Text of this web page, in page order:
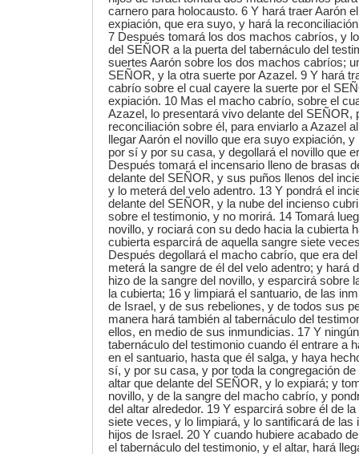
carnero para holocausto. 6 Y hará traer Aarón
expiación, que era suyo, y hará la
7 Después tomará los dos machos cabríos, y
del SEÑOR a la puerta del tabernáculo del
suertes Aarón sobre los dos machos cabríos;
SEÑOR, y la otra suerte por Azazel. 9 Y hará
cabrío sobre el cual cayere la suerte por el
expiación. 10 Mas el macho cabrío, sobre el
Azazel, lo presentará vivo delante del SEÑOR,
reconciliación sobre él, para enviarlo a Azazel
llegar Aarón el novillo que era suyo expiación,
por sí y por su casa, y degollará el novillo que
Después tomará el incensario lleno de brasas
delante del SEÑOR, y sus puños llenos del
y lo meterá del velo adentro. 13 Y pondrá el
delante del SEÑOR, y la nube del incienso
sobre el testimonio, y no morirá. 14 Tomará
novillo, y rociará con su dedo hacia la cubierta
cubierta esparcirá de aquella sangre siete
Después degollará el macho cabrío, que era
meterá la sangre de él del velo adentro; y hará
hizo de la sangre del novillo, y esparcirá sobre
la cubierta; 16 y limpiará el santuario, de las
de Israel, y de sus rebeliones, y de todos sus
manera hará también al tabernáculo del
ellos, en medio de sus inmundicias. 17 Y
tabernáculo del testimonio cuando él entrare a
en el santuario, hasta que él salga, y haya
sí, y por su casa, y por toda la congregación
altar que delante del SEÑOR, y lo expiará; y
novillo, y de la sangre del macho cabrío, y
del altar alrededor. 19 Y esparcirá sobre él de
siete veces, y lo limpiará, y lo santificará de las
hijos de Israel. 20 Y cuando hubiere acabado
el tabernáculo del testimonio, y el altar, hará